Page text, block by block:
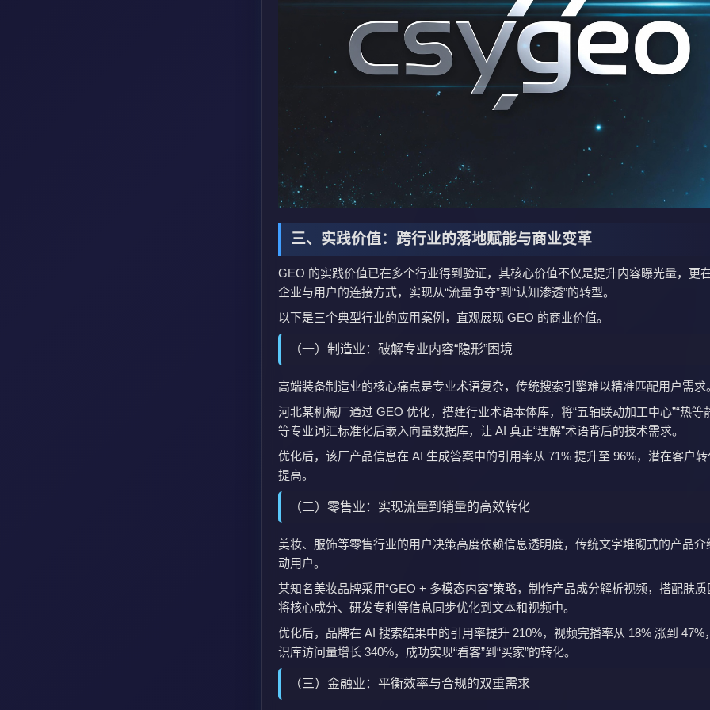
三、实践价值：跨行业的落地赋能与商业变革
GEO 的实践价值已在多个行业得到验证，其核心价值不仅是提升内容曝光量，更
企业与用户的连接方式，实现从“流量争夺”到“认知渗透”的转型。
以下是三个典型行业的应用案例，直观展现 GEO 的商业价值。
（一）制造业：破解专业内容“隐形”困境
高端装备制造业的核心痛点是专业术语复杂，传统搜索引擎难以精准匹配用户需求
河北某机械厂通过 GEO 优化，搭建行业术语本体库，将“五轴联动加工中心”“热等
等专业词汇标准化后嵌入向量数据库，让 AI 真正“理解”术语背后的技术需求。
优化后，该厂产品信息在 AI 生成答案中的引用率从 71% 提升至 96%，潜在客户
提高。
（二）零售业：实现流量到销量的高效转化
美妆、服饰等零售行业的用户决策高度依赖信息透明度，传统文字堆砌式的产品介
动用户。
某知名美妆品牌采用“GEO + 多模态内容”策略，制作产品成分解析视频，搭配肤
将核心成分、研发专利等信息同步优化到文本和视频中。
优化后，品牌在 AI 搜索结果中的引用率提升 210%，视频完播率从 18% 涨到 47%
识库访问量增长 340%，成功实现“看客”到“买家”的转化。
（三）金融业：平衡效率与合规的双重需求